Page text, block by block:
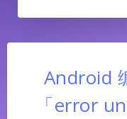
Android
「error